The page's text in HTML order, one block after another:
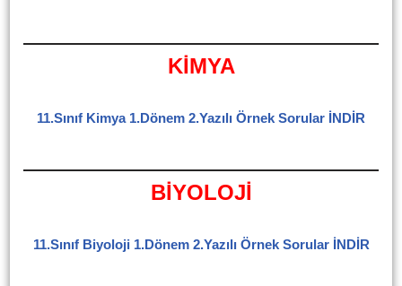
KİMYA
11.Sınıf Kimya 1.Dönem 2.Yazılı Örnek Sorular İNDİR
BİYOLOJİ
11.Sınıf Biyoloji 1.Dönem 2.Yazılı Örnek Sorular İNDİR